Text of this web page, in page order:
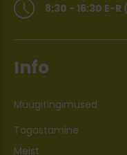
8:30 - 16:30 E-R
Info
Müügitingimused
Tagastamine
Meist